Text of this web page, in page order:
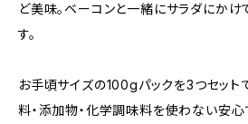
ど美味。ベーコンと一緒にサラダにか
す。
お手頃サイズの100gパックを3つセット
料・添加物・化学調味料を使わない安